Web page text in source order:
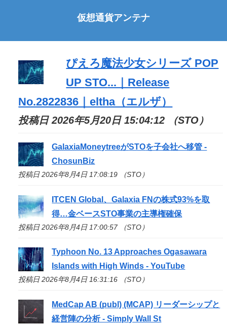
仮想通貨アンテナ
ぴえろ魔法少女シリーズ POP
UPSTO...｜Release
No.2822836｜eltha（エルザ）
投稿日 2026年5月20日 15:04:12 （STO）
GalaxiaMoneytreeがSTOを子会社へ移管 -
ChosunBiz
投稿日 2026年8月4日 17:08:19 （STO）
ITCEN Global、Galaxia FNの株式93%を取
得…金ベースSTO事業の主導権確保
投稿日 2026年8月4日 17:00:57 （STO）
Typhoon No. 13 Approaches Ogasawara
Islands with High Winds - YouTube
投稿日 2026年8月4日 16:31:16 （STO）
MedCap AB (publ) (MCAP) リーダーシップと
経営陣の分析 - Simply Wall St